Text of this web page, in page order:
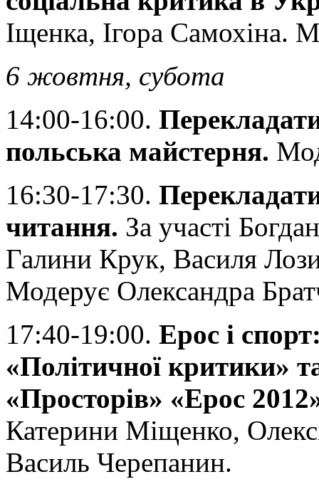
Іщенка, Ігора Самохіна.
6 жовтня, субота
14:00-16:00.
польська майстерня.
16:30-17:30.
читання. За участі
Галини Крук, Василя
Модерує Олександра
17:40-19:00. Ерос і
«Політичної критики»
«Просторів» «Ерос
Катерини Міщенко,
Василь Черепанин.